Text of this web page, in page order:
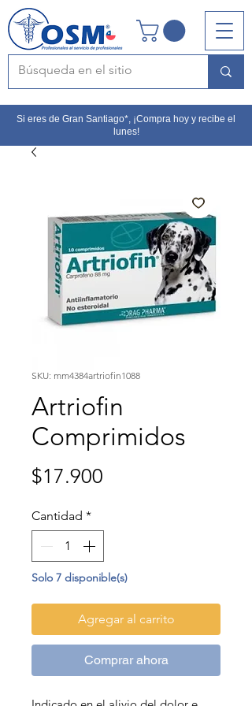
Si eres de Gran Santiago*, ¡Compra hoy y recibe el
lunes!
SKU: mm4384artriofin1088
Artriofin
Comprimidos
$17.900
Cantidad *
Solo 7 disponible(s)
Agregar al carrito
Comprar ahora